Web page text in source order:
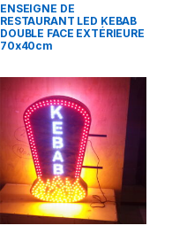
ENSEIGNE DE
RESTAURANT LED KEBAB
DOUBLE FACE EXTÉRIEURE
70x40cm